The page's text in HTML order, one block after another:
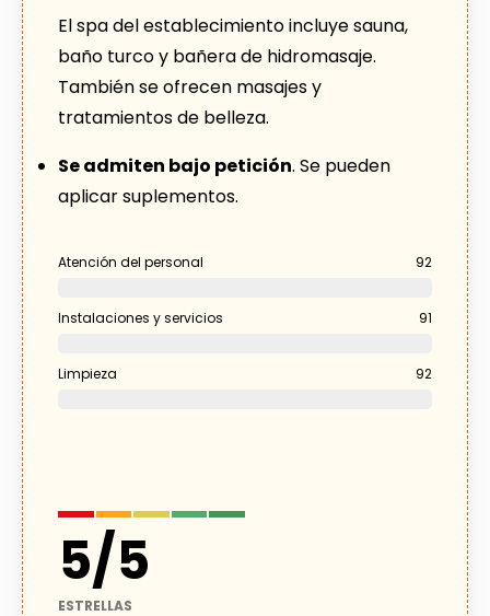
El spa del establecimiento incluye sauna,
baño turco y bañera de hidromasaje.
También se ofrecen masajes y
tratamientos de belleza.
Se admiten bajo petición. Se pueden
aplicar suplementos.
Atención del personal 92
Instalaciones y servicios 91
Limpieza 92
5/5
ESTRELLAS